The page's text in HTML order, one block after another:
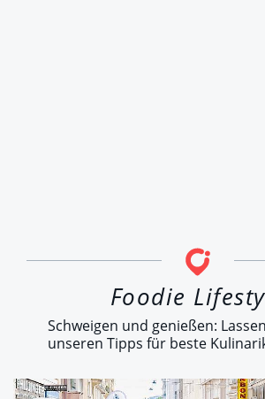
Foodie
Schweigen und genießen:
unseren Tipps für beste